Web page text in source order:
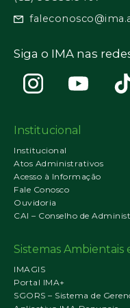
Siga o IMA nas
Institucional
Institucional
Atos Administrativos
Acesso à Informação
Fale Conosco
Ouvidoria
CAI – Conselho de
Sistemas Ambientais
IMAGIS
Portal IMA+
SGORS – Sistema de